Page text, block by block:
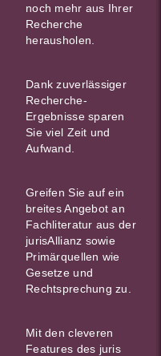
noch mehr aus Ihrer
Recherche
herausholen.
Dank zuverlässiger
Recherche-
Ergebnisse sparen
Sie viel Zeit und
Aufwand.
Greifen Sie auf ein
breites Angebot an
Fachliteratur aus der
jurisAllianz sowie
Primärquellen wie
Gesetze und
Rechtsprechung zu.
Mit den cleveren
Features des juris